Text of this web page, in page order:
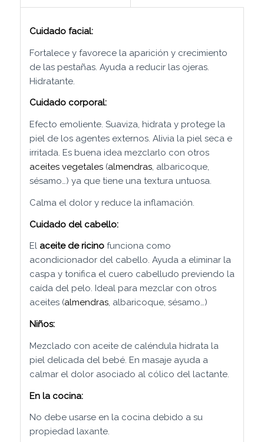
Cuidado facial:
Fortalece y favorece la aparición y crecimiento
de las pestañas. Ayuda a reducir las ojeras.
Hidratante.
Cuidado corporal:
Efecto emoliente. Suaviza, hidrata y protege la
piel de los agentes externos. Alivia la piel seca e
irritada. Es buena idea mezclarlo con otros
aceites vegetales(almendras, albaricoque,
sésamo…) ya que tiene una textura untuosa.
Calma el dolor y reduce la inflamación.
Cuidado del cabello:
El aceite de ricinofunciona como
acondicionador del cabello. Ayuda a eliminar la
caspa y tonifica el cuero cabelludo previendo la
caída del pelo. Ideal para mezclar con otros
aceites (almendras, albaricoque, sésamo…)
Niños:
Mezclado con aceite de caléndula hidrata la
piel delicada del bebé. En masaje ayuda a
calmar el dolor asociado al cólico del lactante.
En la cocina:
No debe usarse en la cocina debido a su
propiedad laxante.